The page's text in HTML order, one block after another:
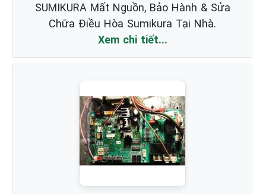
SUMIKURA Mất Nguồn, Bảo Hành & Sửa
Chữa Điều Hòa Sumikura Tại Nhà.
Xem chi tiết...